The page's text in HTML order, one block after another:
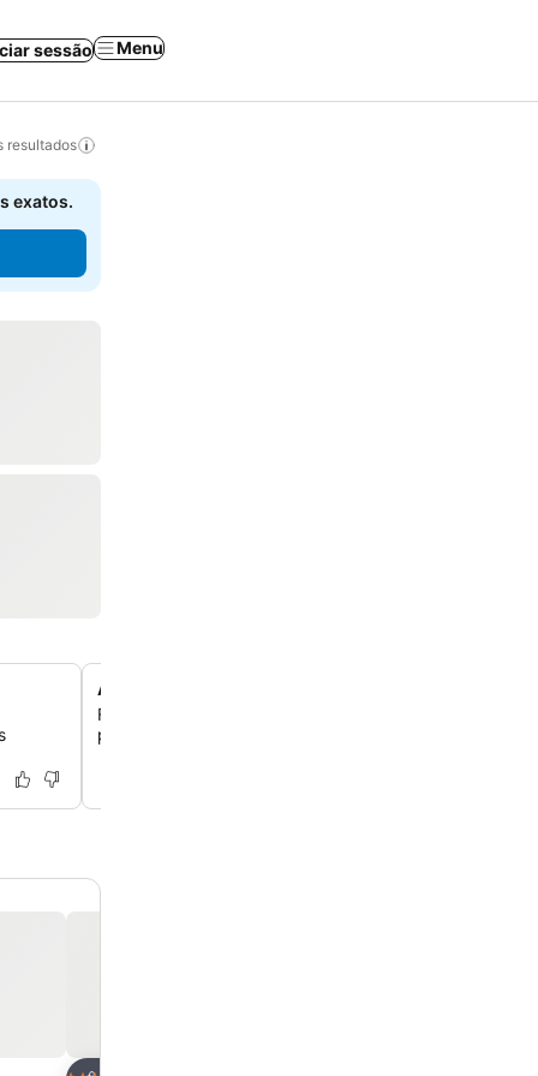
sessão Menu
resultados
exatos.
Área de piscina tranquila apenas para adultos
Fuja para uma zona dedicada à paz e tranquilidade,
própria piscina, longe dos principais centros de